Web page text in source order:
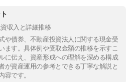
収入と詳細推移
や債券、不動産投資法人に関する現金受
ます。具体例や受取金額の推移を示すこ
に伝え、資産形成への理解を深める構成
が資産運用の参考とできる丁寧な解説と
容です。